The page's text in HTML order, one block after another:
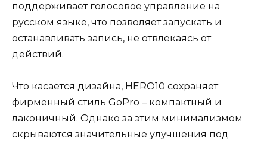
поддерживает голосовое управление на
русском языке, что позволяет запускать и
останавливать запись, не отвлекаясь от
действий.
Что касается дизайна, HERO10 сохраняет
фирменный стиль GoPro – компактный и
лаконичный. Однако за этим минимализмом
скрываются значительные улучшения под